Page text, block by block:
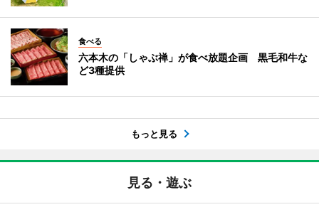
食べる
六本木の「しゃぶ禅」が食べ放題企画 黒毛和牛な
ど3種提供
もっと見る
見る・遊ぶ